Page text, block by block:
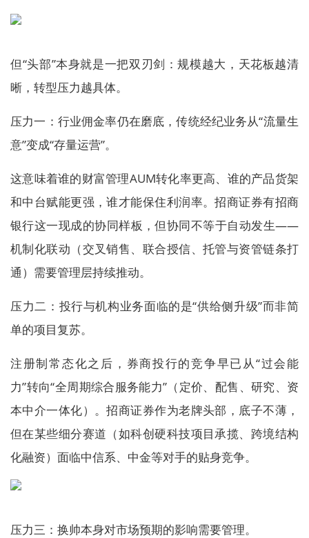
但“头部”本身就是一把双刃剑：规模越大，天花板越清
晰，转型压力越具体。
压力一：行业佣金率仍在磨底，传统经纪业务从“流量生
意”变成“存量运营”。
这意味着谁的财富管理AUM转化率更高、谁的产品货架
和中台赋能更强，谁才能保住利润率。招商证券有招商
银行这一现成的协同样板，但协同不等于自动发生——
机制化联动（交叉销售、联合授信、托管与资管链条打
通）需要管理层持续推动。
压力二：投行与机构业务面临的是“供给侧升级”而非简
单的项目复苏。
注册制常态化之后，券商投行的竞争早已从“过会能
力”转向“全周期综合服务能力”（定价、配售、研究、资
本中介一体化）。招商证券作为老牌头部，底子不薄，
但在某些细分赛道（如科创硬科技项目承揽、跨境结构
化融资）面临中信系、中金等对手的贴身竞争。
压力三：换帅本身对市场预期的影响需要管理。